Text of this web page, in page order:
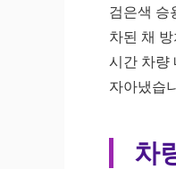
검은색 승
차된 채
시간 차량
자아냈습
차